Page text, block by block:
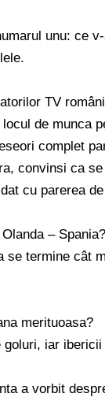
unu: ce
TV
de munca
complet
convinsi ca
cu parerea
–
se termine cât
merituoasa?
iar
a vorbit